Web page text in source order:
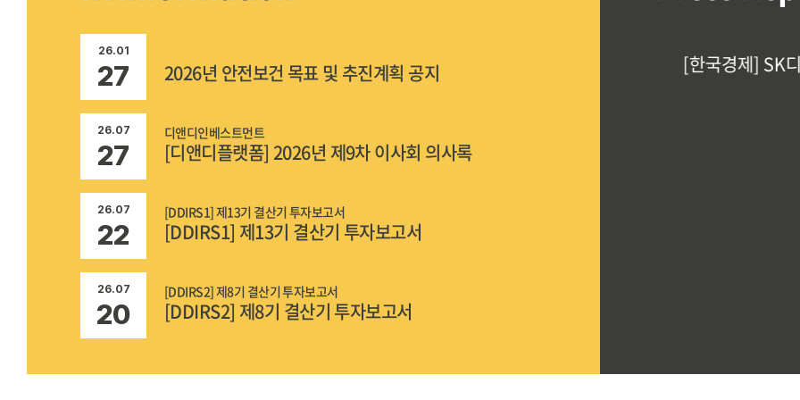
26.01
27 2026년 안전보건 목표 및 추진계획 공지
26.07
27
디앤디인베스트먼트
[디앤디플랫폼] 2026년 제9차 이사회 의사록
26.07
22
[DDIRS1] 제13기 결산기 투자보고서
[DDIRS1] 제13기 결산기 투자보고서
26.07
20
[DDIRS2] 제8기 결산기 투자보고서
[DDIRS2] 제8기 결산기 투자보고서
디앤디인베스트먼트(주) 홈페이지 오픈을 알려 드립니다.
[ manager]
[한국경제] SK디